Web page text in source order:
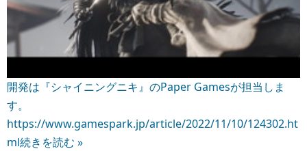
開発は『シャイニングニキ』のPaper Gamesが担当しま
す。
https://www.gamespark.jp/article/2022/11/10/124302.ht
ml続きを読む »